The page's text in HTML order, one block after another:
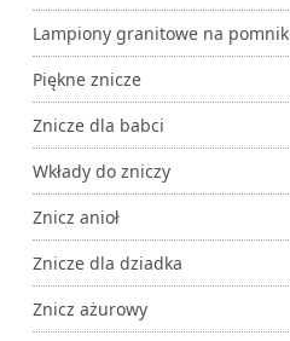
Lampiony granitowe na pomnik
Piękne znicze
Znicze dla babci
Wkłady do zniczy
Znicz anioł
Znicze dla dziadka
Znicz ażurowy